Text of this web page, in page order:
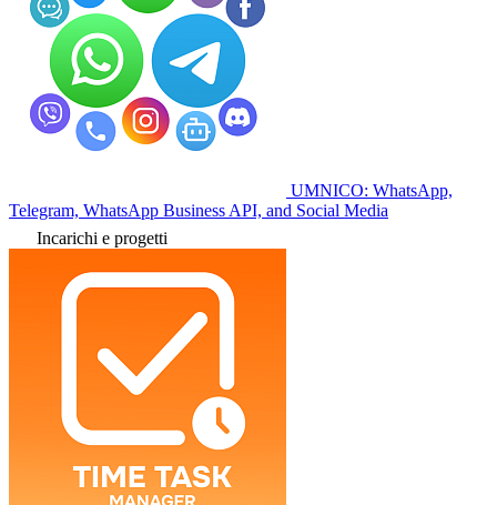
UMNICO: WhatsApp,
Telegram, WhatsApp Business API, and Social Media
Incarichi e progetti